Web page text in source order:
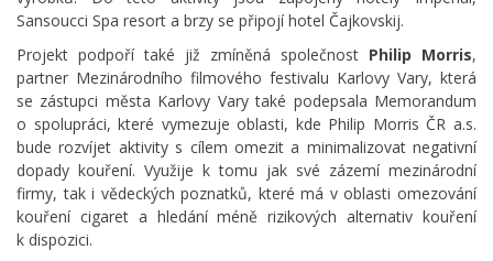
Sansoucci Spa resort a brzy se připojí hotel Čajkovskij.
Projekt podpoří také již zmíněná společnost Philip Morris,
partner Mezinárodního filmového festivalu Karlovy Vary, která
se zástupci města Karlovy Vary také podepsala Memorandum
o spolupráci, které vymezuje oblasti, kde Philip Morris ČR a.s.
bude rozvíjet aktivity s cílem omezit a minimalizovat negativní
dopady kouření. Využije k tomu jak své zázemí mezinárodní
firmy, tak i vědeckých poznatků, které má v oblasti omezování
kouření cigaret a hledání méně rizikových alternativ kouření
k dispozici.